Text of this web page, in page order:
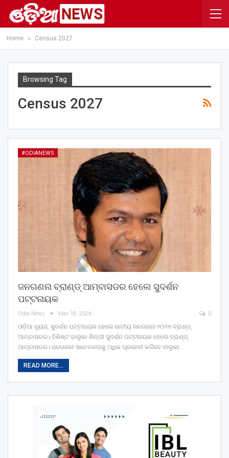
Home Census 2027
Browsing Tag
Census 2027
#ODIANEWS
ଜନଗଣନା ବ୍ରାଣ୍ଡ୍‌ ଆମ୍ବାସଡର ହେଲେ ସୁଦର୍ଶନ
ପଟ୍ଟନାୟକ
Odia News Mar 18, 2026 0
ଓଡ଼ିଆ ନ୍ୟୁଜ୍: ସୁଦର୍ଶନ ପଟ୍ଟନାୟକ ହେଲେ ଜାତୀୟ ଜନଗଣନା-୨୦୨୭ ବ୍ରାଣ୍ଡ୍‌
ଆମ୍ବାସଡର। ବିଶିଷ୍ଟ ବାଲୁକା ଶିଳ୍ପୀ ସୁଦର୍ଶନ ପଟ୍ଟନାୟକ ହେଲେ ବ୍ରାଣ୍ଡ୍‌
ଆମ୍ବାସଡର। ଜନଗଣନା ସଚେତନତାକୁ ଅଧିକ ପ୍ରଭାବୀ କରିବେ ବାଲୁକା…
READ MORE...